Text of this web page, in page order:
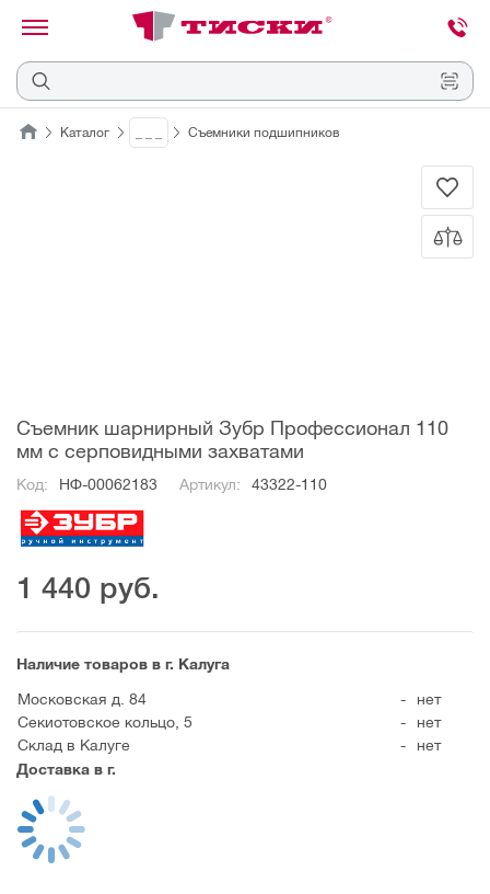
Отмена
Каталог Съемники подшипников
Съемник шарнирный Зубр Профессионал 110
мм с серповидными захватами
Код: НФ-00062183 Артикул: 43322-110
1 440 руб.
Наличие товаров в г. Калуга
Московская д. 84
-
нет
Секиотовское кольцо, 5
-
нет
Склад в Калуге
-
нет
Доставка в г.